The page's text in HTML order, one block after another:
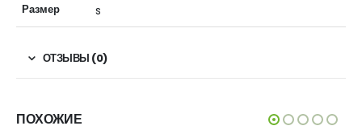
Размер s
ОТЗЫВЫ (0)
ПОХОЖИЕ